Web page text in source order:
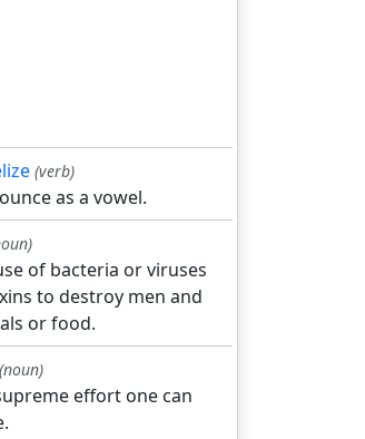
(verb)
as a vowel.
of bacteria or viruses
to destroy men and
or food.
(noun)
effort one can